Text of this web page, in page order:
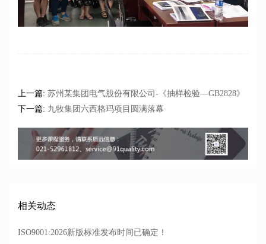
上一篇: 苏州某集团电气股份有限公司-《抽样检验—GB2828》
下一篇: 九牧集团六西格玛项目圆满落幕
相关动态
ISO9001:2026新版标准发布时间已确定！